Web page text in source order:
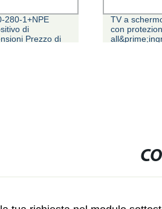
280-1+NPE
di
Prezzo di
TV a
con